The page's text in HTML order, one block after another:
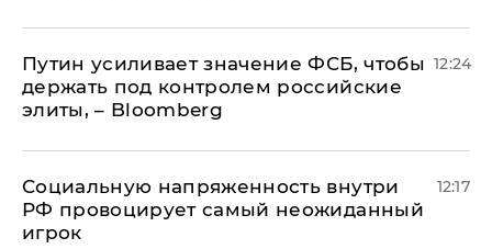
Путин усиливает значение ФСБ, чтобы
держать под контролем российские
элиты, – Bloomberg
12:24
Социальную напряженность внутри
РФ провоцирует самый неожиданный
игрок
12:17